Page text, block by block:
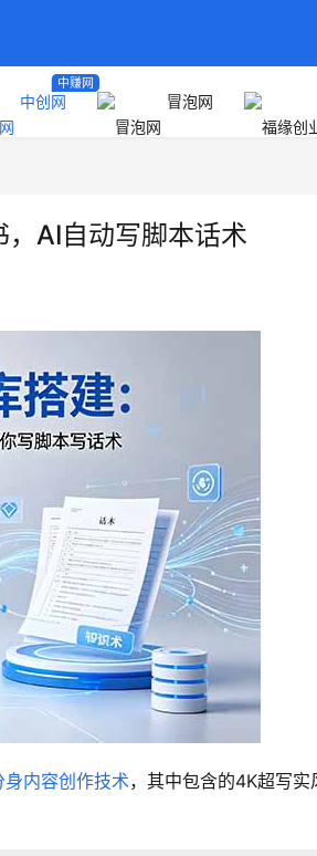
中创网
中赚网
冒泡网
AI自动写脚本话术
身内容创作技术，其中包含的4K超写实